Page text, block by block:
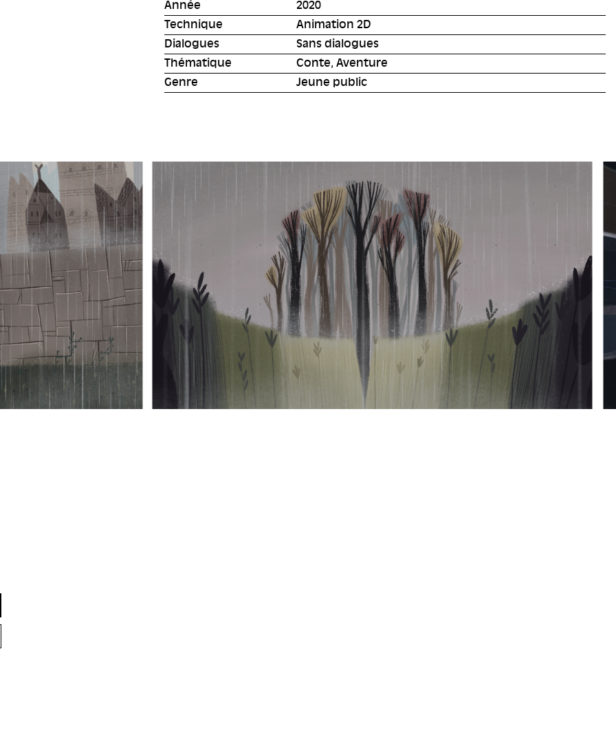
Année
2020
Technique
Animation 2D
Dialogues
Sans dialogues
Thématique
Conte, Aventure
Genre
Jeune public